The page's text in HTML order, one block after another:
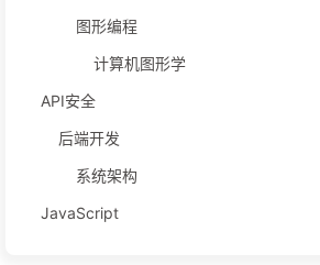
图形编程
计算机图形学
API安全
后端开发
系统架构
JavaScript